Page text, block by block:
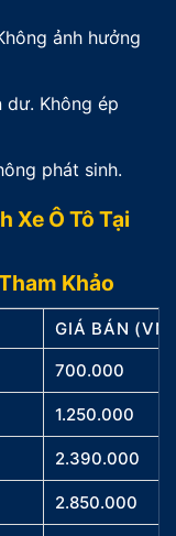
ảnh hưởng
dư. Không ép
phát sinh.
Xe Ô Tô Tại
Khảo
GIÁ BÁN
700.000
1.250.000
2.390.000
2.850.000